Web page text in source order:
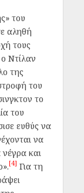
του
αληθή
τους
Ντίλαν
της
του
το
του
ευθύς να
να
νέγρα και
[4] Για τη